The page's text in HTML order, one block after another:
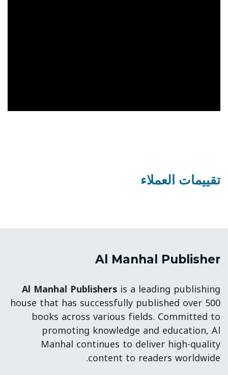
تقييمات العملاء
Al Manhal Publisher
Al Manhal Publishers is a leading publishing
house that has successfully published over 500
books across various fields. Committed to
promoting knowledge and education, Al
Manhal continues to deliver high-quality
content to readers worldwide.